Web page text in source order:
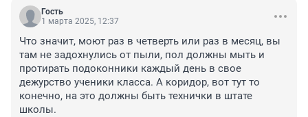
Гость
1 марта 2025, 12:37
Что значит, моют раз в четверть или раз в месяц, вы
там не задохнулись от пыли, пол должны мыть и
протирать подоконники каждый день в свое
дежурство ученики класса. А коридор, вот тут то
конечно, на это должны быть технички в штате
школы.